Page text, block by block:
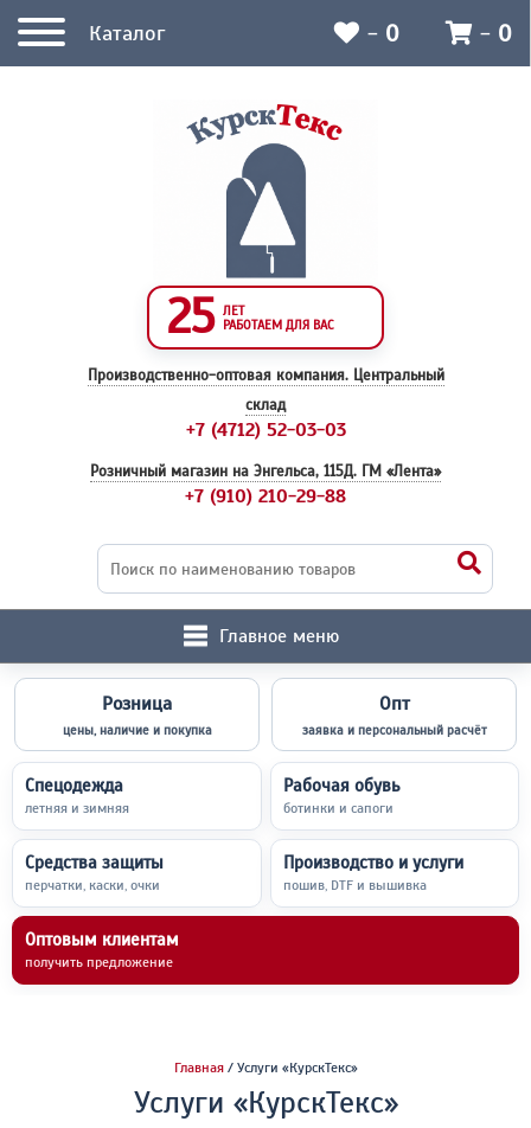
25 ЛЕТ
РАБОТАЕМ ДЛЯ ВАС
Производственно-оптовая компания. Центральный
склад
+7 (4712) 52-03-03
Розничный магазин на Энгельса, 115Д. ГМ «Лента»
+7 (910) 210-29-88
Главное меню
Розница
цены, наличие и покупка
Опт
заявка и персональный расчёт
Спецодежда
летняя и зимняя
Рабочая обувь
ботинки и сапоги
Средства защиты
перчатки, каски, очки
Производство и услуги
пошив, DTF и вышивка
Оптовым клиентам
получить предложение
Каталог - 0 - 0
Главная/ Услуги «КурскТекс»
Услуги «КурскТекс»